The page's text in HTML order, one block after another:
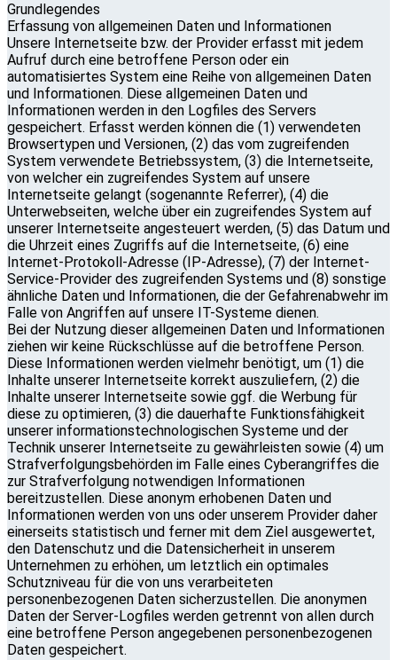
Grundlegendes
Erfassung von allgemeinen Daten und Informationen
Unsere Internetseite bzw. der Provider erfasst mit jedem
Aufruf durch eine betroffene Person oder ein
automatisiertes System eine Reihe von allgemeinen Daten
und Informationen. Diese allgemeinen Daten und
Informationen werden in den Logfiles des Servers
gespeichert. Erfasst werden können die (1) verwendeten
Browsertypen und Versionen, (2) das vom zugreifenden
System verwendete Betriebssystem, (3) die Internetseite,
von welcher ein zugreifendes System auf unsere
Internetseite gelangt (sogenannte Referrer), (4) die
Unterwebseiten, welche über ein zugreifendes System auf
unserer Internetseite angesteuert werden, (5) das Datum und
die Uhrzeit eines Zugriffs auf die Internetseite, (6) eine
Internet-Protokoll-Adresse (IP-Adresse), (7) der Internet-
Service-Provider des zugreifenden Systems und (8) sonstige
ähnliche Daten und Informationen, die der Gefahrenabwehr im
Falle von Angriffen auf unsere IT-Systeme dienen.
Bei der Nutzung dieser allgemeinen Daten und Informationen
ziehen wir keine Rückschlüsse auf die betroffene Person.
Diese Informationen werden vielmehr benötigt, um (1) die
Inhalte unserer Internetseite korrekt auszuliefern, (2) die
Inhalte unserer Internetseite sowie ggf. die Werbung für
diese zu optimieren, (3) die dauerhafte Funktionsfähigkeit
unserer informationstechnologischen Systeme und der
Technik unserer Internetseite zu gewährleisten sowie (4) um
Strafverfolgungsbehörden im Falle eines Cyberangriffes die
zur Strafverfolgung notwendigen Informationen
bereitzustellen. Diese anonym erhobenen Daten und
Informationen werden von uns oder unserem Provider daher
einerseits statistisch und ferner mit dem Ziel ausgewertet,
den Datenschutz und die Datensicherheit in unserem
Unternehmen zu erhöhen, um letztlich ein optimales
Schutzniveau für die von uns verarbeiteten
personenbezogenen Daten sicherzustellen. Die anonymen
Daten der Server-Logfiles werden getrennt von allen durch
eine betroffene Person angegebenen personenbezogenen
Daten gespeichert.